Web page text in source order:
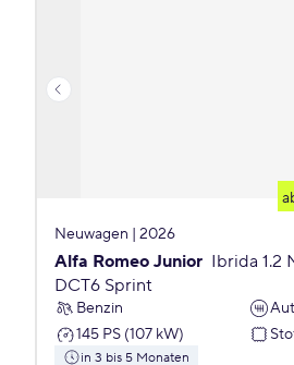
Neuwagen | 2026
Alfa Romeo Junior Ibrida 1.2
DCT6 Sprint
Benzin
145 PS (107 kW)
in 3 bis 5 Monaten